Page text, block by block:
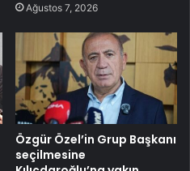
Ağustos 7, 2026
Özgür Özel’in Grup Başkanı
seçilmesine